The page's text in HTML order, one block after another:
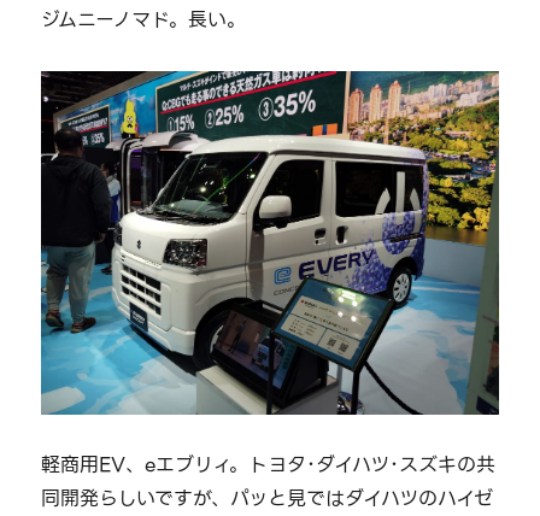
ジムニーノマド。長い。
軽商用EV、eエブリィ。トヨタ･ダイハツ･スズキの共
同開発らしいですが、パッと見ではダイハツのハイゼ